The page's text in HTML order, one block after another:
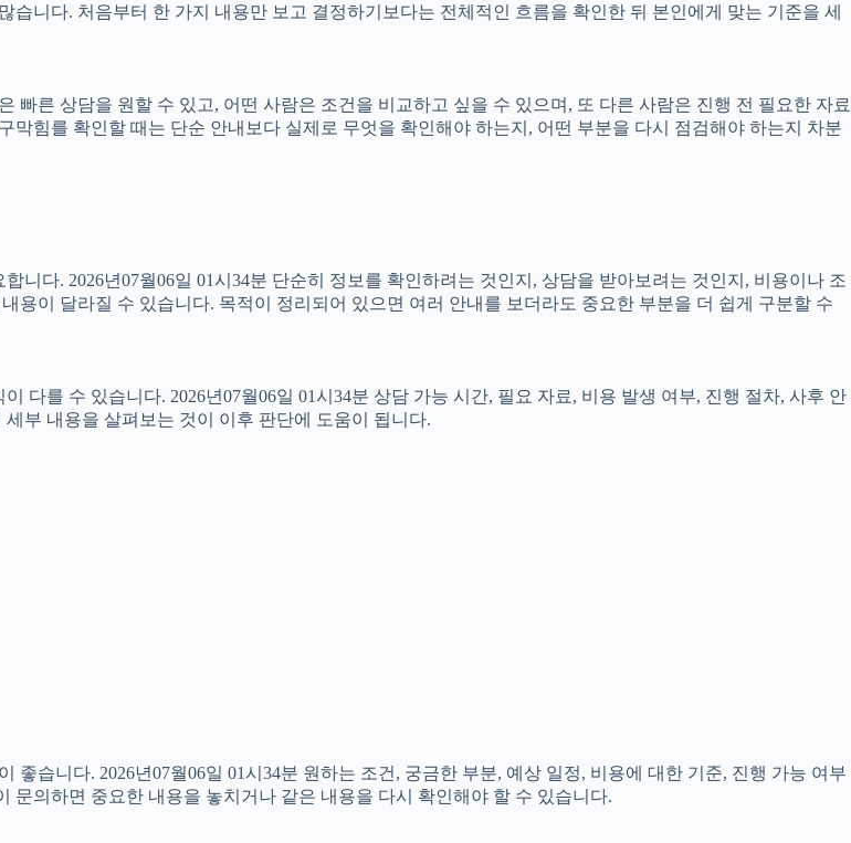
니다. 처음부터 한 가지 내용만 보고 결정하기보다는 전체적인 흐름을 확인한 뒤 본인에게 맞는 기준을 세
른 상담을 원할 수 있고, 어떤 사람은 조건을 비교하고 싶을 수 있으며, 또 다른 사람은 진행 전 필요한 자료
막힘를 확인할 때는 단순 안내보다 실제로 무엇을 확인해야 하는지, 어떤 부분을 다시 점검해야 하는지 차분
다. 2026년07월06일 01시34분 단순히 정보를 확인하려는 것인지, 상담을 받아보려는 것인지, 비용이나 조
용이 달라질 수 있습니다. 목적이 정리되어 있으면 여러 안내를 보더라도 중요한 부분을 더 쉽게 구분할 수
다를 수 있습니다. 2026년07월06일 01시34분 상담 가능 시간, 필요 자료, 비용 발생 여부, 진행 절차, 사후 안
부 내용을 살펴보는 것이 이후 판단에 도움이 됩니다.
습니다. 2026년07월06일 01시34분 원하는 조건, 궁금한 부분, 예상 일정, 비용에 대한 기준, 진행 가능 여부
의하면 중요한 내용을 놓치거나 같은 내용을 다시 확인해야 할 수 있습니다.